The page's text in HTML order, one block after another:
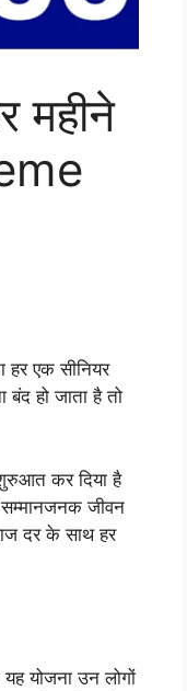
महीने
एक सीनियर
हो जाता है तो
कर दिया है
सम्मानजनक जीवन
दर के साथ हर
योजना उन लोगों